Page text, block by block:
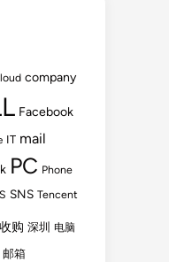
company
Facebook
IT mail
PC Phone
SNS Tencent
收购 深圳 电脑
邮箱